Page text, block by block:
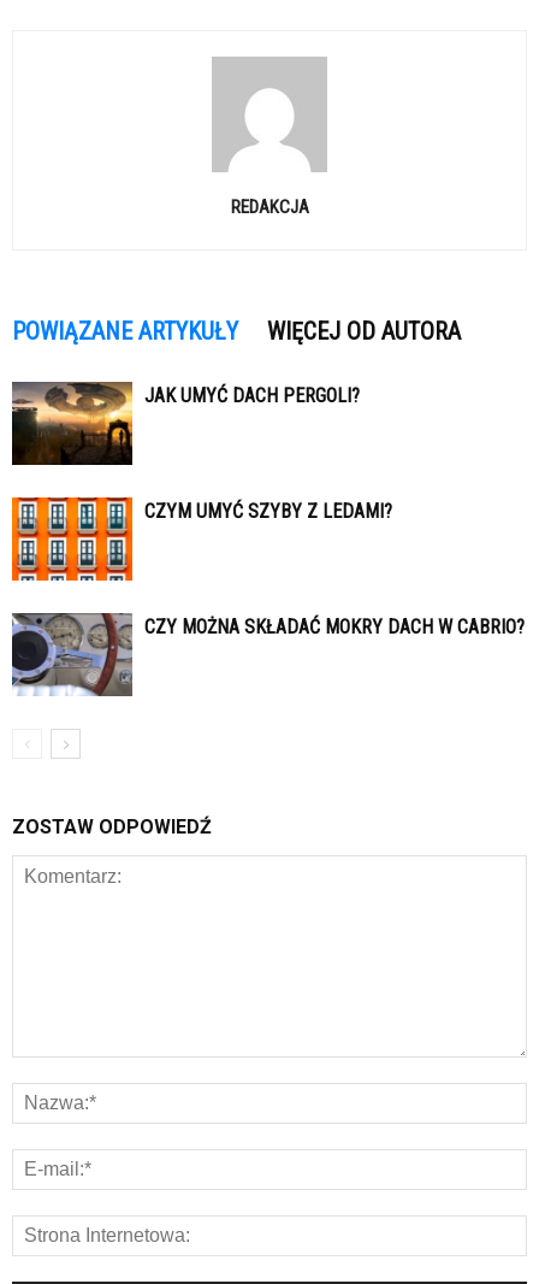
REDAKCJA
POWIĄZANE ARTYKUŁY WIĘCEJ OD AUTORA
JAK UMYĆ DACH PERGOLI?
CZYM UMYĆ SZYBY Z LEDAMI?
CZY MOŻNA SKŁADAĆ MOKRY DACH W CABRIO?
ZOSTAW ODPOWIEDŹ